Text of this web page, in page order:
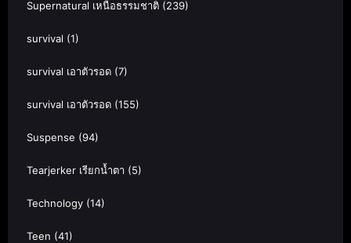
Supernatural เหนือธรรมชาติ (239)
survival (1)
survival เอาตัวรอด (7)
survival เอาตัวรอด (155)
Suspense (94)
Tearjerker เรียกน้ำตา (5)
Technology (14)
Teen (41)